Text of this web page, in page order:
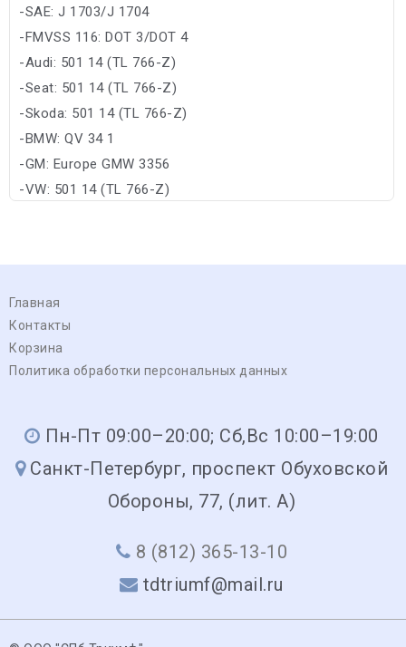
-SAE: J 1703/J 1704
-FMVSS 116: DOT 3/DOT 4
-Audi: 501 14 (TL 766-Z)
-Seat: 501 14 (TL 766-Z)
-Skoda: 501 14 (TL 766-Z)
-BMW: QV 34 1
-GM: Europe GMW 3356
-VW: 501 14 (TL 766-Z)
Главная
Контакты
Корзина
Политика обработки персональных данных
Пн-Пт 09:00–20:00; Сб,Вс 10:00–19:00
Санкт-Петербург, проспект Обуховской
Обороны, 77, (лит. А)
8 (812) 365-13-10
tdtriumf@mail.ru